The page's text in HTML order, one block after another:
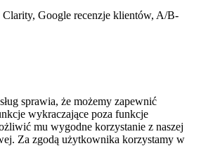
Google recenzje klientów, A/B-
sprawia, że możemy zapewnić
wykraczające poza funkcje
mu wygodne korzystanie z naszej
Za zgodą użytkownika korzystamy w